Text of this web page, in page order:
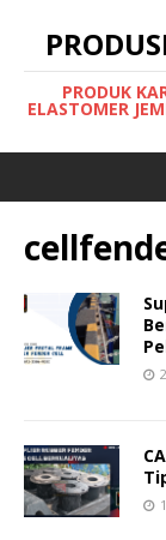
PRODUK
ELASTOMER